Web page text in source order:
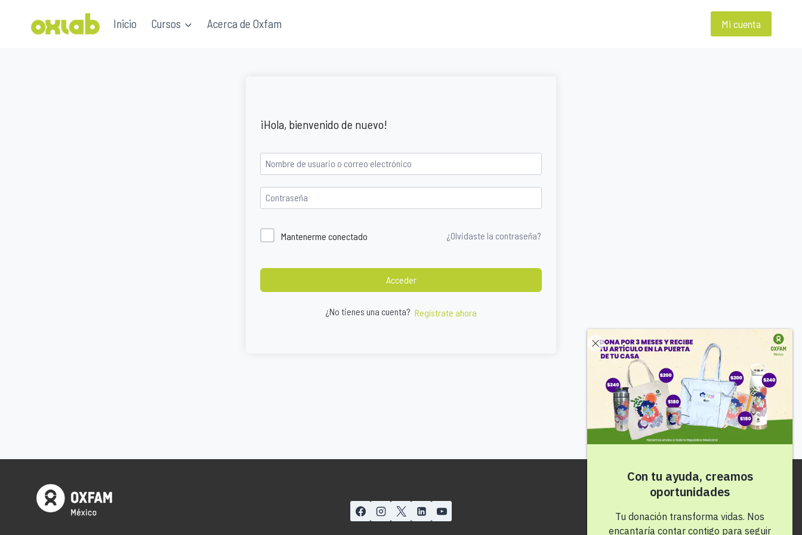
Inicio Cursos Acerca de Oxfam Mi cuenta
¡Hola, bienvenido de nuevo!
Mantenerme conectado ¿Olvidaste la contraseña?
Acceder
¿No tienes una cuenta? Regístrate ahora